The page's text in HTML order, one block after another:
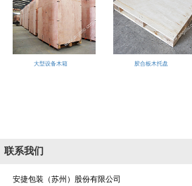
大型设备木箱 胶合板木托盘
联系我们
安捷包装（苏州）股份有限公司